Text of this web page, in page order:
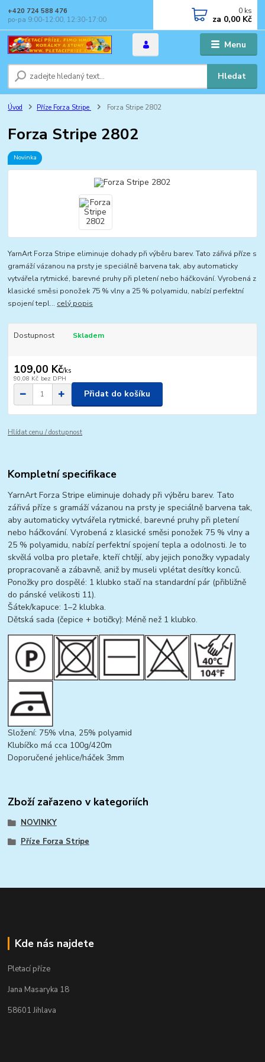
Menu
Hledat
+420 724 588 476
po-pa 9:00-12:00, 12:30-17:00
0 ks
za 0,00 Kč
Úvod Příze Forza Stripe Forza Stripe 2802
Forza Stripe 2802
Novinka
YarnArt Forza Stripe eliminuje dohady při výběru barev. Tato zářivá příze s
gramáží vázanou na prsty je speciálně barvena tak, aby automaticky
vytvářela rytmické, barevné pruhy při pletení nebo háčkování. Vyrobená z
klasické směsi ponožek 75 % vlny a 25 % polyamidu, nabízí perfektní
spojení tepl... celý popis
Dostupnost Skladem
109,00 Kč/ks
90,08 Kč bez DPH
Přidat do košíku
Hlídat cenu / dostupnost
Kompletní specifikace
YarnArt Forza Stripe eliminuje dohady při výběru barev. Tato
zářivá příze s gramáží vázanou na prsty je speciálně barvena tak,
aby automaticky vytvářela rytmické, barevné pruhy při pletení
nebo háčkování. Vyrobená z klasické směsi ponožek 75 % vlny a
25 % polyamidu, nabízí perfektní spojení tepla a odolnosti. Je to
skvělá volba pro pletaře, kteří chtějí, aby jejich ponožky vypadaly
propracovaně a zábavně, aniž by museli vplétat desítky konců.
Ponožky pro dospělé: 1 klubko stačí na standardní pár (přibližně
do pánské velikosti 11).
Šátek/kapuce: 1–2 klubka.
Dětská sada (čepice + botičky): Méně než 1 klubko.
Složení: 75% vlna, 25% polyamid
Klubíčko má cca 100g/420m
Doporučené jehlice/háček 3mm
Zboží zařazeno v kategoriích
NOVINKY
Příze Forza Stripe
Kde nás najdete
Pletací příze
Jana Masaryka 18
58601 Jihlava